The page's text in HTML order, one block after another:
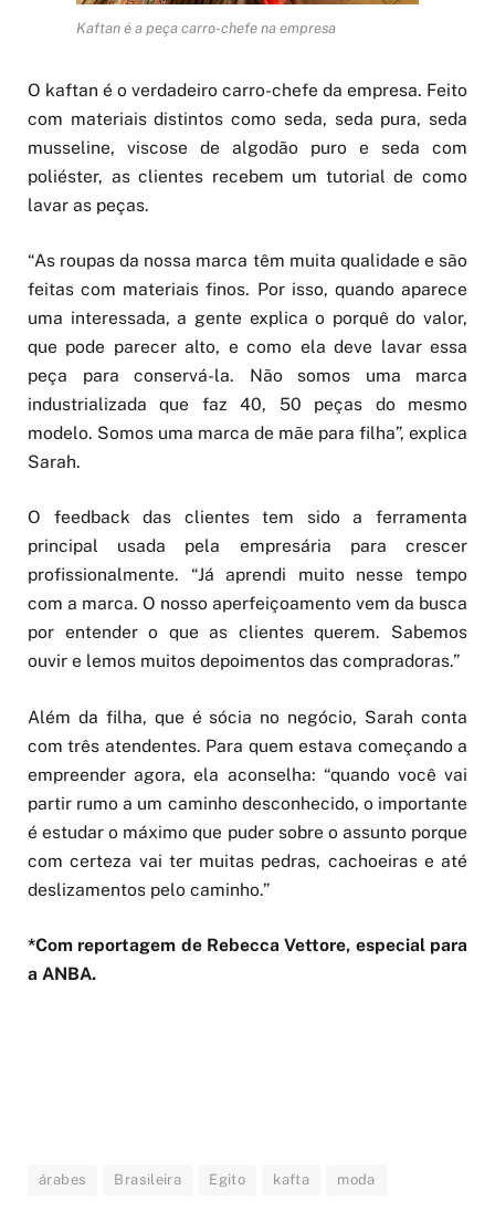
Kaftan é a peça carro-chefe na empresa
O kaftan é o verdadeiro carro-chefe da empresa. Feito
com materiais distintos como seda, seda pura, seda
musseline, viscose de algodão puro e seda com
poliéster, as clientes recebem um tutorial de como
lavar as peças.
“As roupas da nossa marca têm muita qualidade e são
feitas com materiais finos. Por isso, quando aparece
uma interessada, a gente explica o porquê do valor,
que pode parecer alto, e como ela deve lavar essa
peça para conservá-la. Não somos uma marca
industrializada que faz 40, 50 peças do mesmo
modelo. Somos uma marca de mãe para filha”, explica
Sarah.
O feedback das clientes tem sido a ferramenta
principal usada pela empresária para crescer
profissionalmente. “Já aprendi muito nesse tempo
com a marca. O nosso aperfeiçoamento vem da busca
por entender o que as clientes querem. Sabemos
ouvir e lemos muitos depoimentos das compradoras.”
Além da filha, que é sócia no negócio, Sarah conta
com três atendentes. Para quem estava começando a
empreender agora, ela aconselha: “quando você vai
partir rumo a um caminho desconhecido, o importante
é estudar o máximo que puder sobre o assunto porque
com certeza vai ter muitas pedras, cachoeiras e até
deslizamentos pelo caminho.”
*Com reportagem de Rebecca Vettore, especial para
a ANBA.
árabes Brasileira Egito kafta moda